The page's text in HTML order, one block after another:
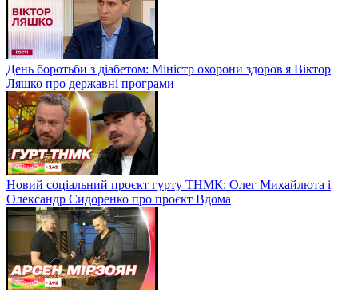
День боротьби з діабетом: Міністр охорони здоров'я Віктор
Ляшко про державні програми
Новий соціальний проєкт гурту ТНМК: Олег Михайлюта і
Олександр Сидоренко про проєкт Вдома